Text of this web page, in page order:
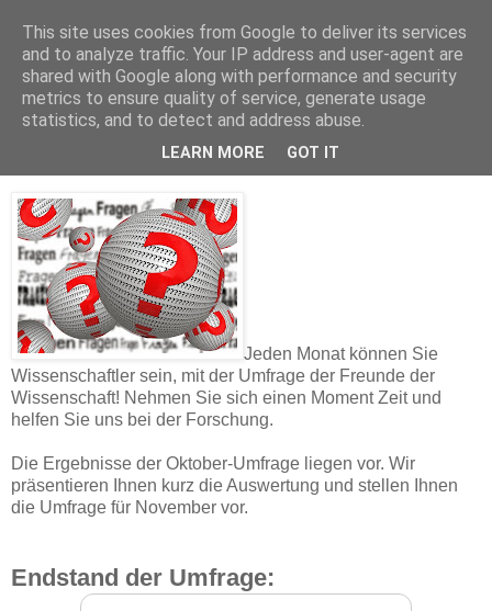
FdW Umfrage - Oktober 2013
Jeden Monat können Sie
Wissenschaftler sein, mit der Umfrage der Freunde der
Wissenschaft! Nehmen Sie sich einen Moment Zeit und
helfen Sie uns bei der Forschung.
Die Ergebnisse der Oktober-Umfrage liegen vor. Wir
präsentieren Ihnen kurz die Auswertung und stellen Ihnen
die Umfrage für November vor.
Endstand der Umfrage:
This site uses cookies from Google to deliver its services
and to analyze traffic. Your IP address and user-agent are
shared with Google along with performance and security
metrics to ensure quality of service, generate usage
statistics, and to detect and address abuse.
LEARN MORE GOT IT